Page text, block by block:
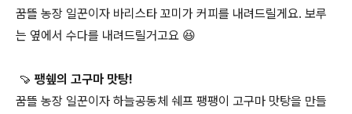
꿈뜰 농장 일꾼이자 바리스타 꼬미가 커피를 내려드릴게요. 보루
는 옆에서 수다를 내려드릴거고요 😆
🍠 팽쉪의 고구마 맛탕!
꿈뜰 농장 일꾼이자 하늘공동체 쉐프 팽팽이 고구마 맛탕을 만들